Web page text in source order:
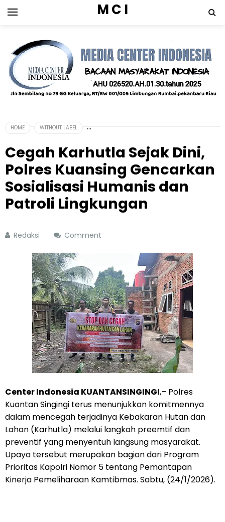
M C I
HOME WITHOUT LABEL
Cegah Karhutla Sejak Dini,
Polres Kuansing Gencarkan
Sosialisasi Humanis dan
Patroli Lingkungan
Redaksi Comment
Center Indonesia KUANTANSINGINGI,– Polres
Kuantan Singingi terus menunjukkan komitmennya
dalam mencegah terjadinya Kebakaran Hutan dan
Lahan (Karhutla) melalui langkah preemtif dan
preventif yang menyentuh langsung masyarakat.
Upaya tersebut merupakan bagian dari Program
Prioritas Kapolri Nomor 5 tentang Pemantapan
Kinerja Pemeliharaan Kamtibmas. Sabtu, (24/1/2026).